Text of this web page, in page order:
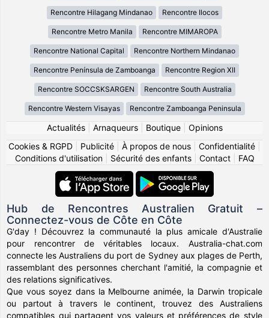
Rencontre Hilagang Mindanao Rencontre Ilocos
Rencontre Metro Manila Rencontre MIMAROPA
Rencontre National Capital Rencontre Northern Mindanao
Rencontre Península de Zamboanga Rencontre Region XII
Rencontre SOCCSKSARGEN Rencontre South Australia
Rencontre Western Visayas Rencontre Zamboanga Peninsula
Actualités| Arnaqueurs| Boutique| Opinions
Cookies & RGPD
Publicité À propos de nous Confidentialité
Conditions d'utilisation| Sécurité des enfants| Contact| FAQ
Hub de Rencontres Australien Gratuit –
Connectez-vous de Côte en Côte
G'day ! Découvrez la communauté la plus amicale d'Australie
pour rencontrer de véritables locaux. Australia-chat.com
connecte les Australiens du port de Sydney aux plages de Perth,
rassemblant des personnes cherchant l'amitié, la compagnie et
des relations significatives.
Que vous soyez dans la Melbourne animée, la Darwin tropicale
ou partout à travers le continent, trouvez des Australiens
compatibles qui partagent vos valeurs et préférences de style